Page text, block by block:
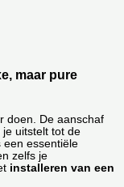
maar pure
doen. De aanschaf
je uitstelt tot de
een essentiële
zelfs je
installeren van een